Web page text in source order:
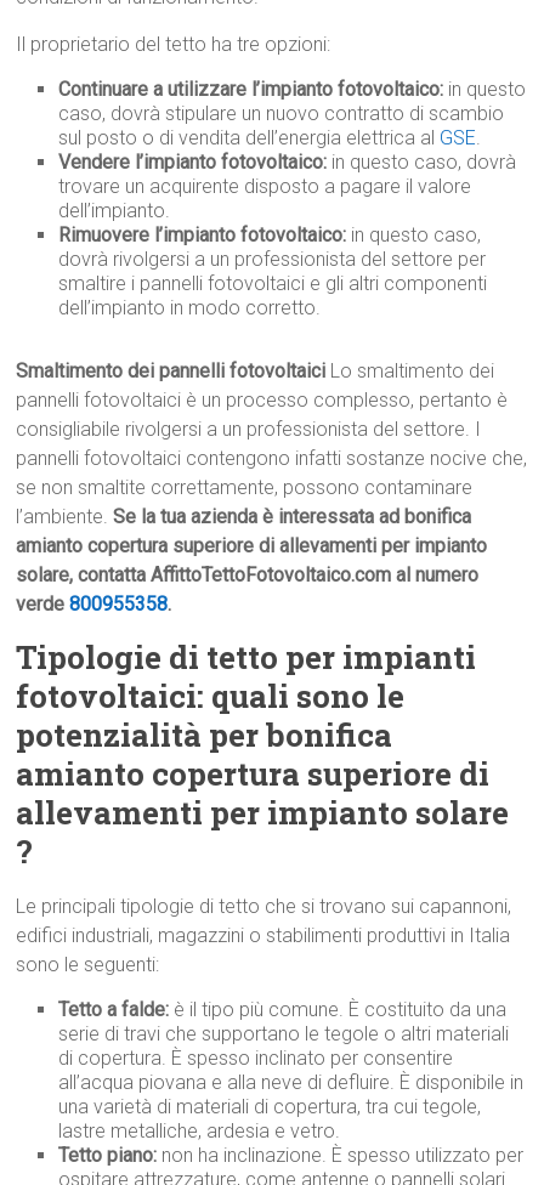
Il proprietario del tetto ha tre opzioni:
Continuare a utilizzare l’impianto fotovoltaico: in questo
caso, dovrà stipulare un nuovo contratto di scambio
sul posto o di vendita dell’energia elettrica al GSE.
Vendere l’impianto fotovoltaico: in questo caso, dovrà
trovare un acquirente disposto a pagare il valore
dell’impianto.
Rimuovere l’impianto fotovoltaico: in questo caso,
dovrà rivolgersi a un professionista del settore per
smaltire i pannelli fotovoltaici e gli altri componenti
dell’impianto in modo corretto.
Smaltimento dei pannelli fotovoltaici Lo smaltimento dei
pannelli fotovoltaici è un processo complesso, pertanto è
consigliabile rivolgersi a un professionista del settore. I
pannelli fotovoltaici contengono infatti sostanze nocive che,
se non smaltite correttamente, possono contaminare
l’ambiente.Se la tua azienda è interessata ad bonifica
amianto copertura superiore di allevamenti per impianto
solare, contatta AffittoTettoFotovoltaico.com al numero
verde800955358.
Tipologie di tetto per impianti
fotovoltaici: quali sono le
potenzialità per bonifica
amianto copertura superiore di
allevamenti per impianto solare
?
Le principali tipologie di tetto che si trovano sui capannoni,
edifici industriali, magazzini o stabilimenti produttivi in Italia
sono le seguenti:
Tetto a falde: è il tipo più comune. È costituito da una
serie di travi che supportano le tegole o altri materiali
di copertura. È spesso inclinato per consentire
all’acqua piovana e alla neve di defluire. È disponibile in
una varietà di materiali di copertura, tra cui tegole,
lastre metalliche, ardesia e vetro.
Tetto piano: non ha inclinazione. È spesso utilizzato per
ospitare attrezzature, come antenne o pannelli solari.